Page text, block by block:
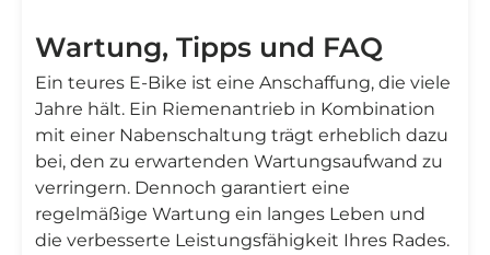
Wartung, Tipps und FAQ
Ein teures E-Bike ist eine Anschaffung, die viele
Jahre hält. Ein Riemenantrieb in Kombination
mit einer Nabenschaltung trägt erheblich dazu
bei, den zu erwartenden Wartungsaufwand zu
verringern. Dennoch garantiert eine
regelmäßige Wartung ein langes Leben und
die verbesserte Leistungsfähigkeit Ihres Rades.